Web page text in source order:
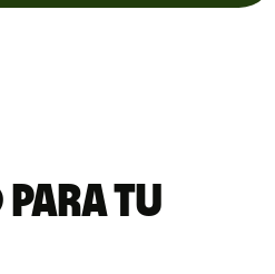
para tu